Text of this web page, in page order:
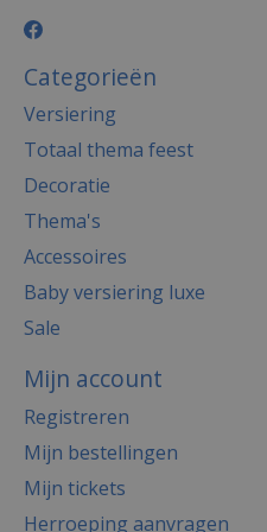
Categorieën
Versiering
Totaal thema feest
Decoratie
Thema's
Accessoires
Baby versiering luxe
Sale
Mijn account
Registreren
Mijn bestellingen
Mijn tickets
Herroeping aanvragen